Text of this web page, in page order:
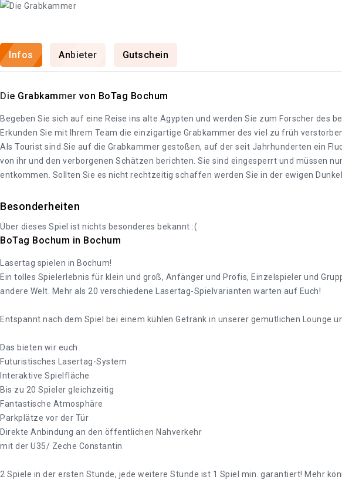
Infos Anbieter Gutschein
Die Grabkammer von BoTag Bochum
Begeben Sie sich auf eine Reise ins alte Ägypten und werden Sie zum Forscher des
Erkunden Sie mit Ihrem Team die einzigartige Grabkammer des viel zu früh
Als Tourist sind Sie auf die Grabkammer gestoßen, auf der seit Jahrhunderten ein
von ihr und den verborgenen Schätzen berichten. Sie sind eingesperrt und müssen
entkommen. Sollten Sie es nicht rechtzeitig schaffen werden Sie in der ewigen
Besonderheiten
Über dieses Spiel ist nichts besonderes bekannt :(
BoTag Bochum in Bochum
Lasertag spielen in Bochum!
Ein tolles Spielerlebnis für klein und groß, Anfänger und Profis, Einzelspieler und
andere Welt. Mehr als 20 verschiedene Lasertag-Spielvarianten warten auf Euch!
Entspannt nach dem Spiel bei einem kühlen Getränk in unserer gemütlichen Lounge
Das bieten wir euch:
Futuristisches Lasertag-System
Interaktive Spielfläche
Bis zu 20 Spieler gleichzeitig
Fantastische Atmosphäre
Parkplätze vor der Tür
Direkte Anbindung an den öffentlichen Nahverkehr
mit der U35/ Zeche Constantin
2 Spiele in der ersten Stunde, jede weitere Stunde ist 1 Spiel min. garantiert! Mehr